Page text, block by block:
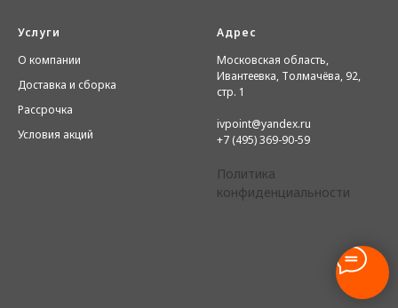
Услуги
О компании
Доставка и сборка
Рассрочка
Условия акций
Адрес
Московская область,
Ивантеевка, Толмачёва, 92,
стр. 1
ivpoint@yandex.ru
+7 (495) 369-90-59
Политика
конфиденциальности